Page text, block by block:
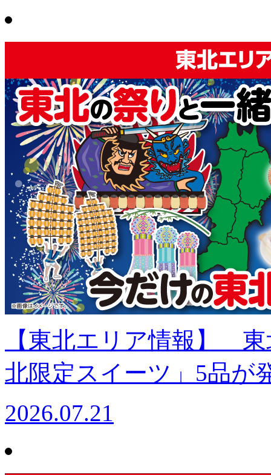
【東北エリア情報】
北限定スイーツ」5品が
2026.07.21